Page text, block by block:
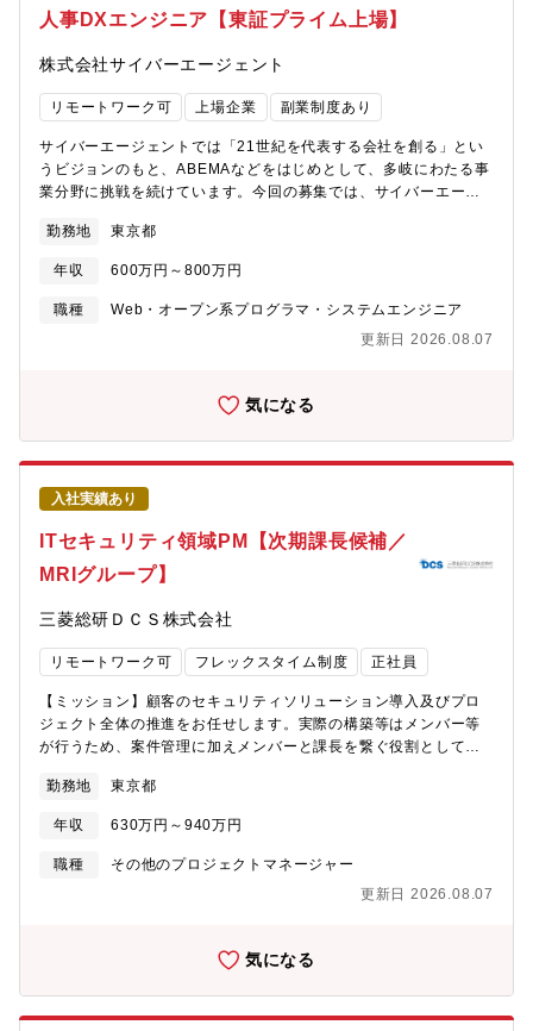
プは、空領域全体のネットワークやサーバシステムといった大規
業務に携わることができます。また、これらのICTインフラ整備の
事業所のネットワークと領域全体で１万台を超えるPCの台数規模
テムの醍醐味を実感できます。扱っている機器もCiscoや
VMWare、Oracleなど高度な専門性が必要とされるツールが多数
扱っており、業務をつうじてこれらの技術・ノウハウを習得でき
ます。また、実力次第では、将来的に空領域ICTインフラシステム
間：20時間 /月フレックス可否：可リモート勤務:可【募集背景】
属先情報】航空・宇宙・防衛事業領域 トランスフォーメンション
きます。■市場でも珍しい「人事特化型システム組織」情報システ
ム部門から独立し、人事領域に特化した専門組織だからこそ、経
営層や現場の意思決定に直結する高度なDXやデータ利活用に当事
者として深くコミットできます。
人事DXエンジニア【東証プライム上場】
株式会社サイバーエージェント
リモートワーク可 上場企業 副業制度あり
サイバーエージェントでは「21世紀を代表する会社を創る」とい
うビジョンのもと、ABEMAなどをはじめとして、多岐にわたる事
業分野に挑戦を続けています。今回の募集では、サイバーエージ
ンジニアを募集します。 他社には珍しい「人事領域に特化したシ
ステム部門」にて、拡大していく事業・組織をシステム面から支
えるポジションです。【具体的な業務内容】経営DX本部 人事シス
テム室にて、以下の業務を担当していただきます。 （ご経験や強
発・運用・保守言語・環境：Java / Python / JavaScript /
kintoneやAsteria Warp等のローコードツールを用いた周辺システ
ムの簡易開発・連携対応も含みます。 ■データ基盤の運用・保守
技術要素：Snowflake / RDS / Terraform【本ポジションの魅力】
■市場でも珍しい「人事特化型システム組織」 情報システム部門
から独立し、人事領域に特化した専門組織だからこそ、経営層や
現場の意思決定に直結する高度なDXやデータ利活用に当事者とし
て深くコミットできます。■開発の成果が見える、100％自社内開
発今回の募集は自社SEにつき、客先常駐はなく自社システムの開
発を行なっていただきます。一気通貫で案件を推進できる面白さ
いをお持ちの方にはやりがいを感じられる環境です。
勤務地 東京都
年収 600万円～800万円
職種
Web・オープン系プログラマ・システムエンジニア
更新日 2026.08.07
気になる
入社実績あり
ITセキュリティ領域PM【次期課長候補／
MRIグループ】
三菱総研ＤＣＳ株式会社
リモートワーク可 フレックスタイム制度 正社員
【ミッション】顧客のセキュリティソリューション導入及びプロ
ジェクト全体の推進をお任せします。実際の構築等はメンバー等
が行うため、案件管理に加えメンバーと課長を繋ぐ役割として事
ロジェクト全体の推進・管理:複数案件を動かすメンバーのタスク
管理、納期管理、課題解決リード等■提案支援(フロント業務):社内
の営業や技術メンバーと密に連携し、事業を創るための新規案件
を勝ち取るための調整・提案活動等■新規サービス企画・開発:個
ティパッケージ(ゼロトラスト/SASE等)の企画開発 等【魅?】■採
リティ関連業務のご要望があり、この声に応えるため2026年4月
に当部を設?。新設組織の拡大期を支える次期課長候補として事
業・組織を作っていただくことを期待しています。■?ち上げ期の
組織のため、仕組みやサービスを自らの手で創り上げる面白さが
勤務地 東京都
年収 630万円～940万円
職種
その他のプロジェクトマネージャー
更新日 2026.08.07
気になる